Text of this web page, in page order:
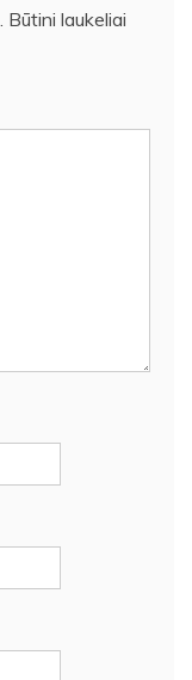
Būtini laukeliai